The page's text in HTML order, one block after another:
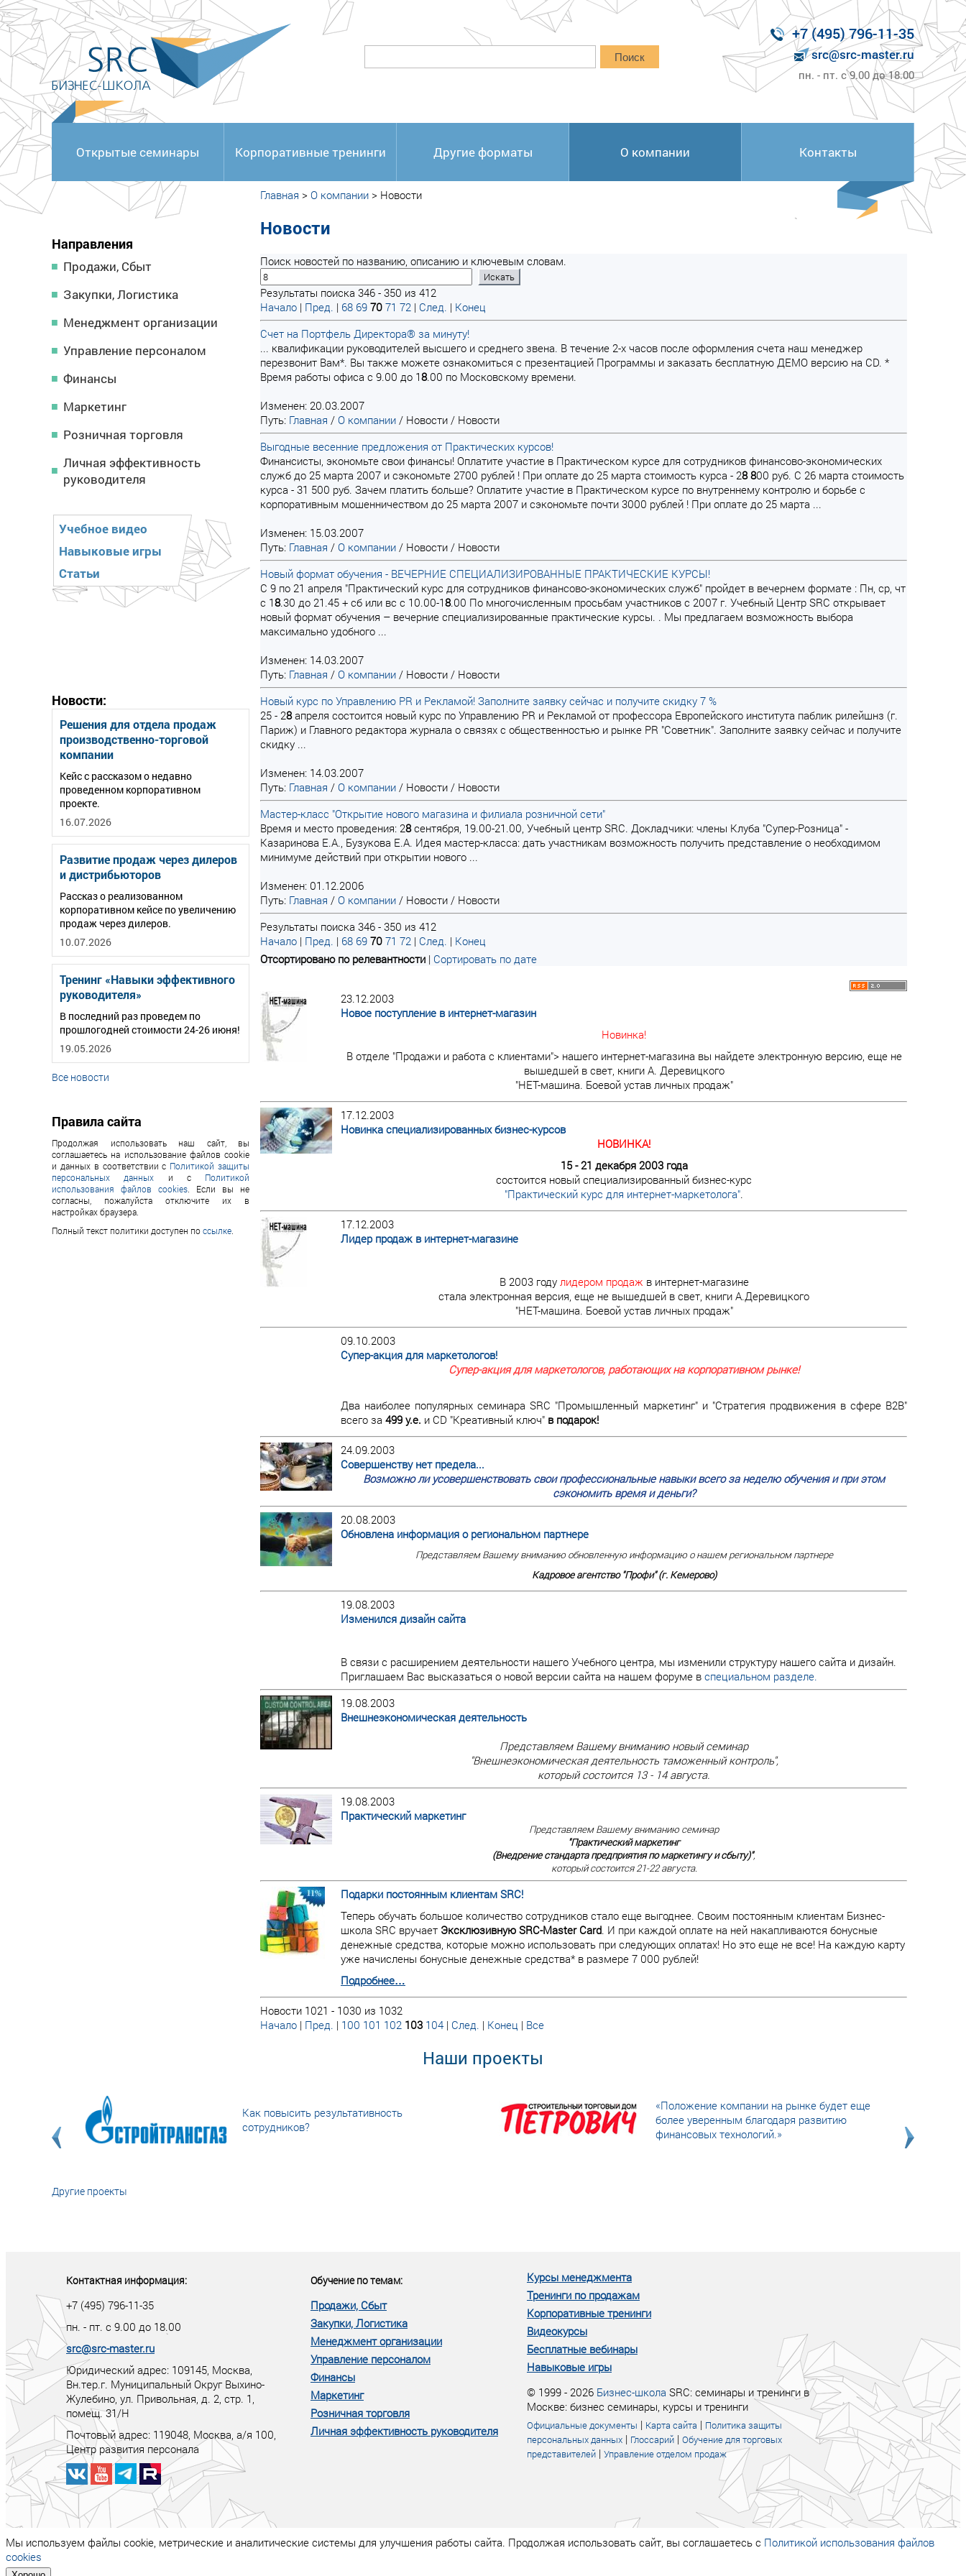
<
Поиск
+7 (495) 796-11-35
src@src-master.ru
пн. - пт. с 9.00 до 18.00
Открытые семинары Корпоративные тренинги Другие форматы О компании Контакты
Направления
Продажи, Сбыт
Закупки, Логистика
Менеджмент организации
Управление персоналом
Финансы
Маркетинг
Розничная торговля
Личная эффективность
руководителя
Учебное видео
Навыковые игры
Статьи
Новости:
Решения для отдела продаж
производственно-торговой
компании
Кейс с рассказом о недавно
проведенном корпоративном
проекте.
16.07.2026
Развитие продаж через дилеров
и дистрибьюторов
Рассказ о реализованном
корпоративном кейсе по увеличению
продаж через дилеров.
10.07.2026
Тренинг «Навыки эффективного
руководителя»
В последний раз проведем по
прошлогодней стоимости 24-26 июня!
19.05.2026
Все новости
Правила сайта
Продолжая использовать наш сайт, вы
соглашаетесь на использование файлов cookie
и данных в соответствии с Политикой защиты
персональных данных и с Политикой
использования файлов cookies . Если вы не
согласны, пожалуйста отключите их в
настройках браузера.
Полный текст политики доступен поссылке
Главная > О компании > Новости
Новости
Поиск новостей по названию, описанию и ключевым словам.
Результаты поиска 346 - 350 из 412
Начало | Пред. | 68 69 70 71 72 | След. | Конец
Счет на Портфель Директора® за минуту!
... квалификации руководителей высшего и среднего звена. В течение 2-х часов после оформления счета наш менеджер
перезвонит Вам*. Вы также можете ознакомиться с презентацией Программы и заказать бесплатную ДЕМО версию на CD. *
Время работы офиса с 9.00 до 18.00 по Московскому времени.
Изменен: 20.03.2007
Путь: Главная / О компании / Новости / Новости
Выгодные весенние предложения от Практических курсов!
Финансисты, экономьте свои финансы! Оплатите участие в Практическом курсе для сотрудников финансово-экономических
служб до 25 марта 2007 и сэкономьте 2700 рублей ! При оплате до 25 марта стоимость курса - 28 800 руб. С 26 марта стоимость
курса - 31 500 руб. Зачем платить больше? Оплатите участие в Практическом курсе по внутреннему контролю и борьбе с
корпоративным мошенничеством до 25 марта 2007 и сэкономьте почти 3000 рублей ! При оплате до 25 марта ...
Изменен: 15.03.2007
Путь: Главная / О компании / Новости / Новости
Новый формат обучения - ВЕЧЕРНИЕ СПЕЦИАЛИЗИРОВАННЫЕ ПРАКТИЧЕСКИЕ КУРСЫ!
С 9 по 21 апреля "Практический курс для сотрудников финансово-экономических служб" пройдет в вечернем формате : Пн, ср, чт
с 18.30 до 21.45 + сб или вс с 10.00-18.00 По многочисленным просьбам участников с 2007 г. Учебный Центр SRC открывает
новый формат обучения – вечерние специализированные практические курсы. . Мы предлагаем возможность выбора
максимально удобного ...
Изменен: 14.03.2007
Путь: Главная / О компании / Новости / Новости
Новый курс по Управлению PR и Рекламой! Заполните заявку сейчас и получите скидку 7 %
25 - 28апреля состоится новый курс по Управлению PR и Рекламой от профессора Европейского института паблик рилейшнз (г.
Париж) и Главного редактора журнала о связях с общественностью и рынке PR "Советник". Заполните заявку сейчас и получите
скидку ...
Изменен: 14.03.2007
Путь: Главная / О компании / Новости / Новости
Мастер-класс "Открытие нового магазина и филиала розничной сети"
Время и место проведения: 28сентября, 19.00-21.00, Учебный центр SRC. Докладчики: члены Клуба "Супер-Розница" -
Казаринова Е.А., Бузукова Е.А. Идея мастер-класса: дать участникам возможность получить представление о необходимом
минимуме действий при открытии нового ...
Изменен: 01.12.2006
Путь: Главная / О компании / Новости / Новости
Результаты поиска 346 - 350 из 412
Начало | Пред. | 68 69 70 71 72 | След. | Конец
Отсортировано по релевантности | Сортировать по дате
23.12.2003
Новое поступление в интернет-магазин
Новинка!
В отделе "Продажи и работа с клиентами"> нашего интернет-магазина вы найдете электронную версию, еще не
вышедшей в свет, книги А. Деревицкого
"НЕТ-машина. Боевой устав личных продаж"
17.12.2003
Новинка специализированных бизнес-курсов
НОВИНКА!
15 - 21 декабря 2003 года
состоится новый специализированный бизнес-курс
"Практический курс для интернет-маркетолога".
17.12.2003
Лидер продаж в интернет-магазине
В 2003 году лидером продаж в интернет-магазине
стала электронная версия, еще не вышедшей в свет, книги А.Деревицкого
"НЕТ-машина. Боевой устав личных продаж"
09.10.2003
Супер-акция для маркетологов!
Супер-акция для маркетологов, работающих на корпоративном рынке!
Два наиболее популярных семинара SRC "Промышленный маркетинг" и "Стратегия продвижения в сфере В2В"
всего за 499 у.е. и CD "Креативный ключ" в подарок!
24.09.2003
Совершенству нет предела...
Возможно ли усовершенствовать свои профессиональные навыки всего за неделю обучения и при этом
сэкономить время и деньги?
20.08.2003
Обновлена информация о региональном партнере
Представляем Вашему вниманию обновленную информацию о нашем региональном партнере
Кадровое агентство "Профи" (г. Кемерово)
19.08.2003
Изменился дизайн сайта
В связи с расширением деятельности нашего Учебного центра, мы изменили структуру нашего сайта и дизайн.
Приглашаем Вас высказаться о новой версии сайта на нашем форуме в специальном разделе.
19.08.2003
Внешнеэкономическая деятельность
Представляем Вашему вниманию новый семинар
"Внешнеэкономическая деятельность таможенный контроль",
который состоится 13 - 14 августа.
19.08.2003
Практический маркетинг
Представляем Вашему вниманию семинар
"Практический маркетинг
(Внедрение стандарта предприятия по маркетингу и сбыту)",
который состоится 21-22 августа.
Подарки постоянным клиентам SRC!
Теперь обучать большое количество сотрудников стало еще выгоднее. Своим постоянным клиентам Бизнес-
школа SRC вручает Эксклюзивную SRC-Master Card. И при каждой оплате на ней накапливаются бонусные
денежные средства, которые можно использовать при следующих оплатах! Но это еще не все! На каждую карту
уже начислены бонусные денежные средства* в размере 7 000 рублей!
Подробнее…
Новости 1021 - 1030 из 1032
Начало | Пред. | 100 101 102 103 104 | След. | Конец | Все
Наши проекты
Как повысить результативность
сотрудников?
«Положение компании на рынке будет еще
более уверенным благодаря развитию
финансовых технологий.»
Другие проекты
Контактная информация:
+7 (495) 796-11-35
пн. - пт. с 9.00 до 18.00
src@src-master.ru
Юридический адрес: 109145, Москва,
Вн.тер.г. Муниципальный Округ Выхино-
Жулебино, ул. Привольная, д. 2, стр. 1,
помещ. 31/Н
Почтовый адрес: 119048, Москва, а/я 100,
Центр развития персонала
Обучение по темам:
Продажи, Сбыт
Закупки, Логистика
Менеджмент организации
Управление персоналом
Финансы
Маркетинг
Розничная торговля
Личная эффективность руководителя
Курсы менеджмента
Тренинги по продажам
Корпоративные тренинги
Видеокурсы
Бесплатные вебинары
Навыковые игры
© 1999 - 2026 Бизнес-школа SRC: семинары и тренинги в
Москве: бизнес семинары, курсы и тренинги
Официальные документы | Карта сайта | Политика защиты
персональных данных | Глоссарий | Обучение для торговых
представителей | Управление отделом продаж
Мы используем файлы cookie, метрические и аналитические системы для улучшения работы сайта. Продолжая использовать сайт, вы соглашаетесь с Политикой использования файлов
cookies